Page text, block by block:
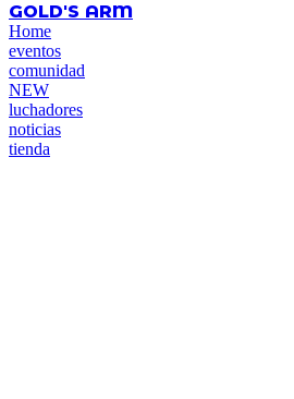
GOLD'S ARM
Home
eventos
comunidad
NEW
luchadores
noticias
tienda